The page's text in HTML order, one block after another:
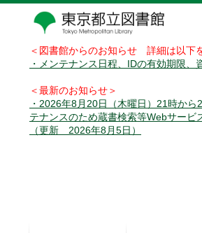
＜図書館からのお知らせ 詳細は以下
・メンテナンス日程、IDの有効期限、
＜最新のお知らせ＞
・2026年8月20日（木曜日）21時か
テナンスのため蔵書検索等Webサービ
（更新 2026年8月5日）